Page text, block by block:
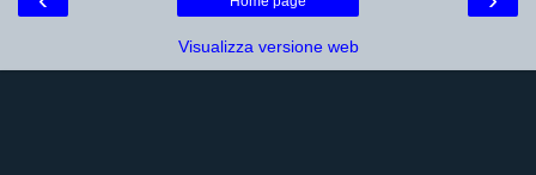
Visualizza versione web